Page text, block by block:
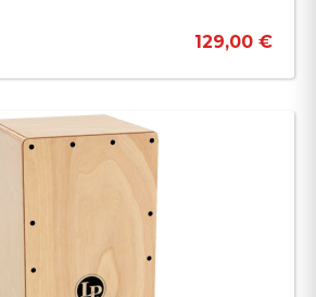
129,00 €